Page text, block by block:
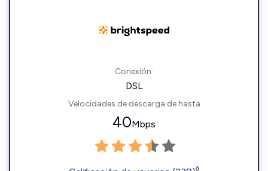
Conexión:
DSL
Velocidades de descarga de hasta
40Mbps
◊